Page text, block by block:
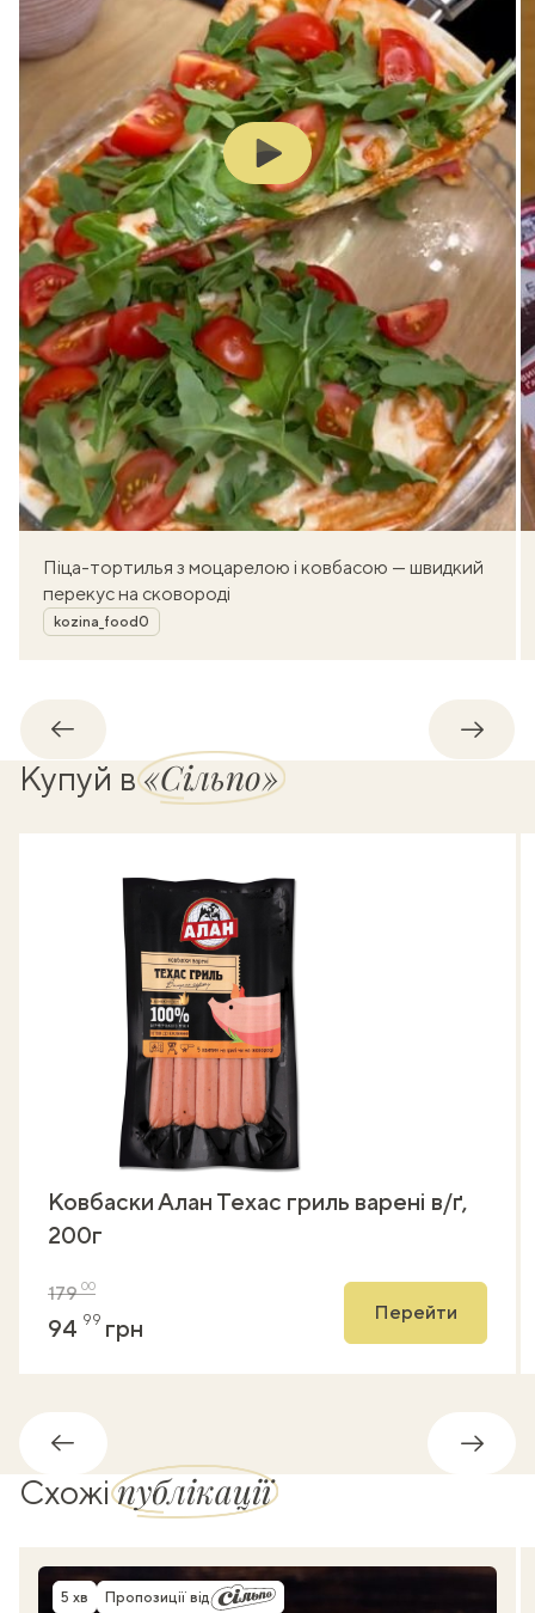
Play
Піца-тортилья з моцарелою і ковбасою — швидкий
перекус на сковороді
Автор
kozina_food0
Назад
Купуй в«Сільпо»
Ковбаски Алан Техас гриль варені в/ґ,
200г
17900
94 99 грн
Перейти
Назад
Схожіпублікації
Час приготування
5 хв Пропозиції від